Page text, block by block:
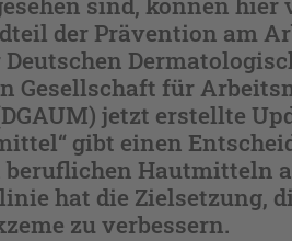
der Prävention am
Gesellschaft für
jetzt erstellte
gibt einen
Hautmitteln
hat die Zielsetzung,
zu verbessern.